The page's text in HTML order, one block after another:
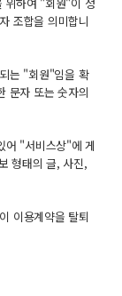
조합을 의미합니
는 "회원"임을 확
문자 또는 숫자의
어 "서비스상"에 게
형태의 글, 사진,
이용계약을 탈퇴